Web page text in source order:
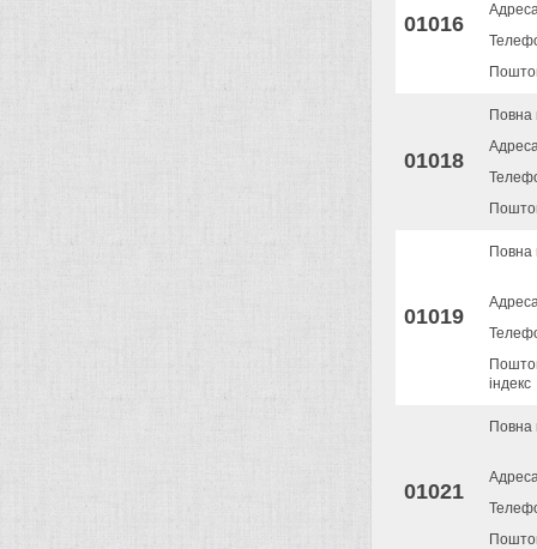
01016
01018
Повна
01019
Повна
індекс
01021
Повна